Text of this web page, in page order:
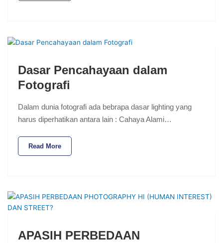
Dasar Pencahayaan dalam
Fotografi
Dalam dunia fotografi ada bebrapa dasar lighting yang
harus diperhatikan antara lain : Cahaya Alami…
Read More
APASIH PERBEDAAN